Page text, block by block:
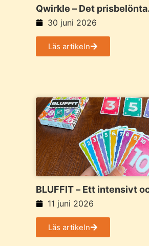
Qwirkle – Det prisbelönta
familjespelet med färger,
och smarta kombinationer
30 juni 2026
Läs artikeln
BLUFFIT – Ett intensivt
spännande bluffspel där
säkert förrän korten vänds
11 juni 2026
Läs artikeln